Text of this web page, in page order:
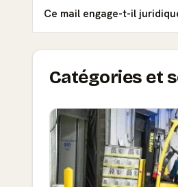
Ce mail engage-t-il
Catégories et